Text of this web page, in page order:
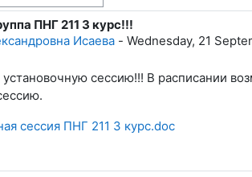
ПНГ 211 3 курс!!!
Исаева - Wednesday, 21
0
установочную сессию!!! В расписании
сессия ПНГ 211 3 курс.doc